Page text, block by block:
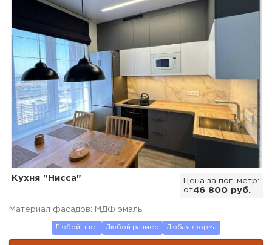
Цена за пог. метр:
от46 800 руб.
Кухня "Нисса"
Материал фасадов: МДФ эмаль
Любой цвет Любой размер Любая форма